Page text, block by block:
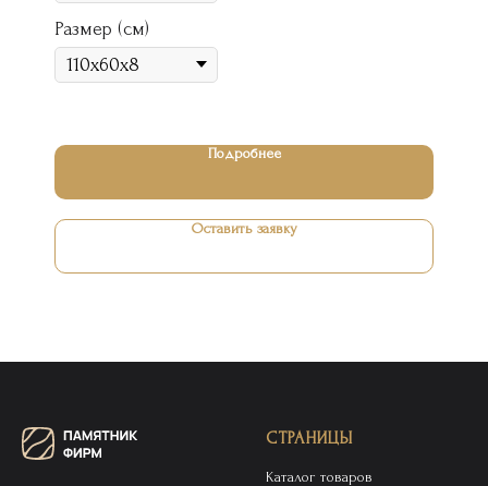
Размер (см)
Подробнее
Оставить заявку
СТРАНИЦЫ
Каталог товаров